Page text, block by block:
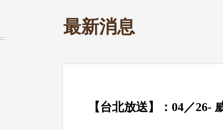
:::
最新消息
【台北放送】：04／26-